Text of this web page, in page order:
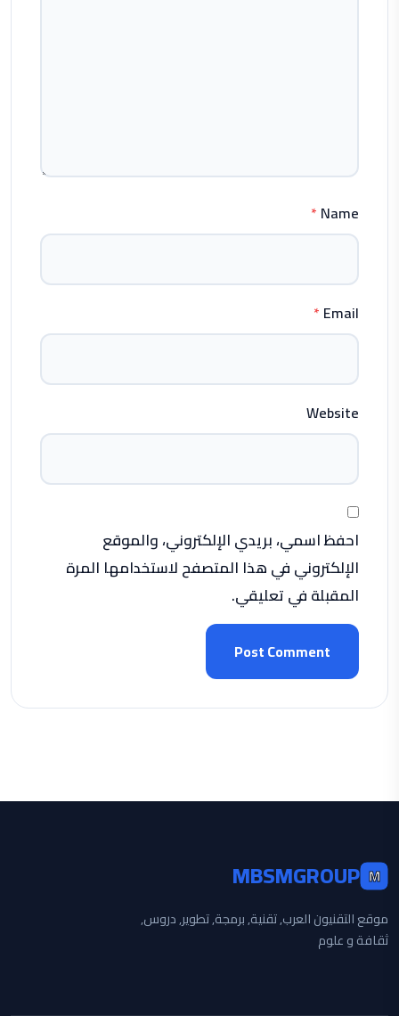
Name
*
Email
*
Website
احفظ اسمي، بريدي الإلكتروني، والموقع
الإلكتروني في هذا المتصفح لاستخدامها المرة
المقبلة في تعليقي.
Post Comment
M
MBSMGROUP
موقع التقنيون العرب, تقنية, برمجة, تطوير, دروس,
ثقافة و علوم